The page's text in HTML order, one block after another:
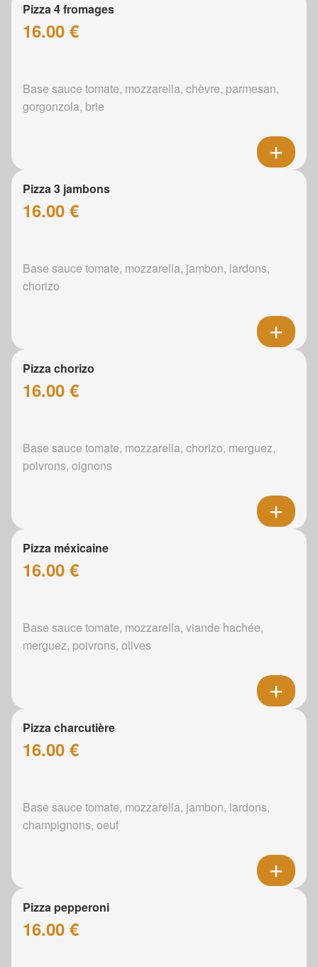
Pizza 4 fromages
16.00 €
Base sauce tomate, mozzarella, chèvre, parmesan,
gorgonzola, brie
Pizza 3 jambons
16.00 €
Base sauce tomate, mozzarella, jambon, lardons,
chorizo
Pizza chorizo
16.00 €
Base sauce tomate, mozzarella, chorizo, merguez,
poivrons, oignons
Pizza méxicaine
16.00 €
Base sauce tomate, mozzarella, viande hachée,
merguez, poivrons, olives
Pizza charcutière
16.00 €
Base sauce tomate, mozzarella, jambon, lardons,
champignons, oeuf
Pizza pepperoni
16.00 €